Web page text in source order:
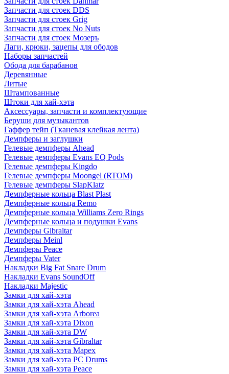
Запчасти для стоек DDS
Запчасти для стоек Grig
Запчасти для стоек No Nuts
Запчасти для стоек Мозеръ
Лаги, крюки, зацепы для ободов
Наборы запчастей
Обода для барабанов
Деревянные
Литые
Штампованные
Штоки для хай-хэта
Аксессуары, запчасти и комплектующие
Беруши для музыкантов
Гаффер тейп (Тканевая клейкая лента)
Демпферы и заглушки
Гелевые демпферы Ahead
Гелевые демпферы Evans EQ Pods
Гелевые демпферы Kingdo
Гелевые демпферы Moongel (RTOM)
Гелевые демпферы SlapKlatz
Демпферные кольца Blast Plast
Демпферные кольца Remo
Демпферные кольца Williams Zero Rings
Демпферные кольца и подушки Evans
Демпферы Gibraltar
Демпферы Meinl
Демпферы Peace
Демпферы Vater
Накладки Big Fat Snare Drum
Накладки Evans SoundOff
Накладки Majestic
Замки для хай-хэта
Замки для хай-хэта Ahead
Замки для хай-хэта Arborea
Замки для хай-хэта Dixon
Замки для хай-хэта DW
Замки для хай-хэта Gibraltar
Замки для хай-хэта Mapex
Замки для хай-хэта PC Drums
Замки для хай-хэта Peace